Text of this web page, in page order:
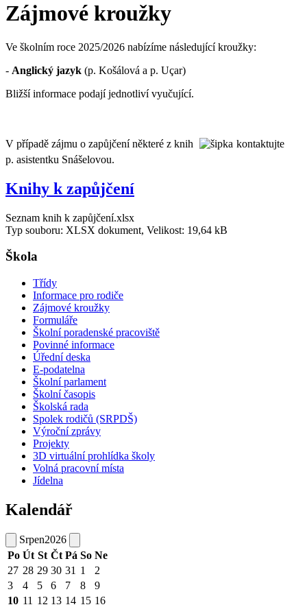
Zájmové kroužky
Ve školním roce 2025/2026 nabízíme následující kroužky:
- Anglický jazyk (p. Košálová a p. Uçar)
Bližší informace podají jednotliví vyučující.
V případě zájmu o zapůjčení některé z knih
kontaktujte
p. asistentku Snášelovou.
Knihy k zapůjčení
Seznam knih k zapůjčení.xlsx
Typ souboru: XLSX dokument, Velikost: 19,64 kB
Škola
Třídy
Informace pro rodiče
Zájmové kroužky
Formuláře
Školní poradenské pracoviště
Povinné informace
Úřední deska
E-podatelna
Školní parlament
Školní časopis
Školská rada
Spolek rodičů (SRPDŠ)
Výroční zprávy
Projekty
3D virtuální prohlídka školy
Volná pracovní místa
Jídelna
Kalendář
Srpen2026
Po Út St Čt Pá So Ne
27 28 29 30 31 1
2
3
4 5 6 7 8
9
10 11 12 13 14 15 16